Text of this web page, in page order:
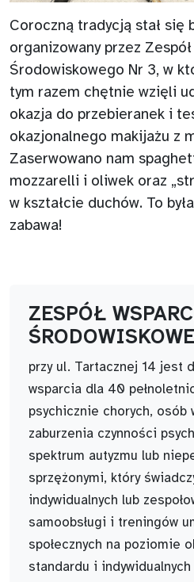
Coroczną tradycją stał się
organizowany przez
Środowiskowego Nr 3, w
tym razem chętnie wzięli
okazja do przebieranek i
okazjonalnego makijażu z
Zaserwowano nam
mozzarelli i oliwek oraz
w kształcie duchów. To
zabawa!
ZESPÓŁ
przy ul. Tartacznej 14 jest
wsparcia dla 40
psychicznie chorych, osób
zaburzenia czynności
spektrum autyzmu lub
sprzężonymi, który
indywidualnych lub
samoobsługi i treningów
społecznych na poziomie
standardu i indywidualnych